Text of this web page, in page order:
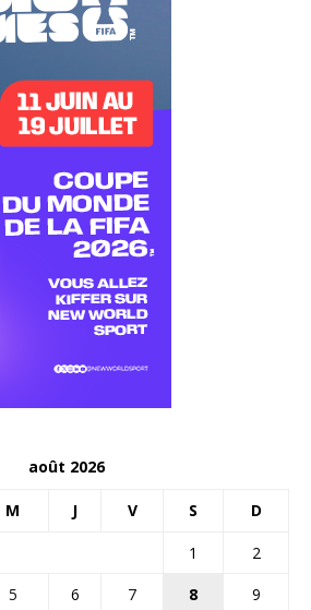
août 2026
M J V S D
1
2
5 6 7 8
9